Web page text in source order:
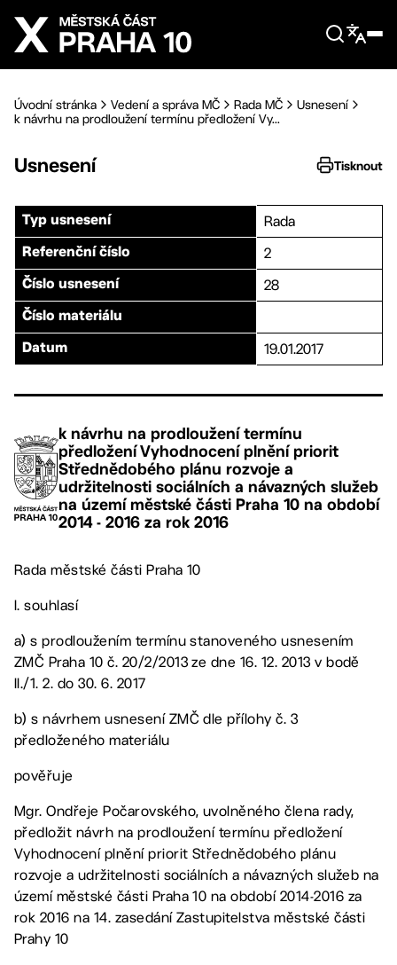
Přejít na hlavní obsah
Úvodní stránka Vedení a správa MČ Rada MČ
Usnesení
k návrhu na prodloužení termínu předložení Vy...
Usnesení Tisknout
Typ usnesení Rada
Referenční číslo 2
Číslo usnesení 28
Číslo materiálu
Datum 19.01.2017
k návrhu na prodloužení termínu
předložení Vyhodnocení plnění priorit
Střednědobého plánu rozvoje a
udržitelnosti sociálních a návazných služeb
na území městské části Praha 10 na období
2014 - 2016 za rok 2016
Rada městské části Praha 10
I. souhlasí
a) s prodloužením termínu stanoveného usnesením
ZMČ Praha 10 č. 20/2/2013 ze dne 16. 12. 2013 v bodě
II./1. 2. do 30. 6. 2017
b) s návrhem usnesení ZMČ dle přílohy č. 3
předloženého materiálu
pověřuje
Mgr. Ondřeje Počarovského, uvolněného člena rady,
předložit návrh na prodloužení termínu předložení
Vyhodnocení plnění priorit Střednědobého plánu
rozvoje a udržitelnosti sociálních a návazných služeb na
území městské části Praha 10 na období 2014-2016 za
rok 2016 na 14. zasedání Zastupitelstva městské části
Prahy 10